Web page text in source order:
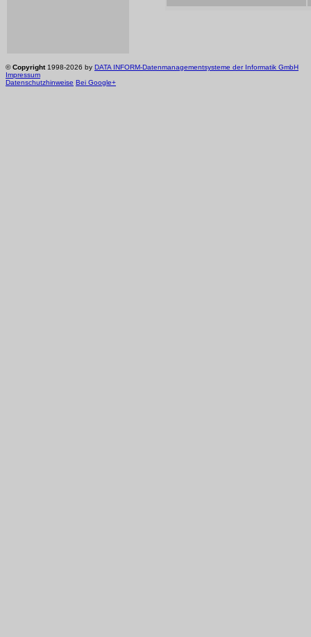
©Copyright1998-2026 by DATA INFORM-Datenmanagementsysteme der Informatik GmbH
Impressum
Datenschutzhinweise Bei Google+